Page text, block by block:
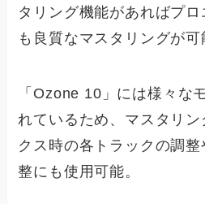
タリング機能があればプ
も良質なマスタリングが可
「Ozone 10」には様々な
れているため、マスタリ
クス時の各トラックの調
整にも使用可能。